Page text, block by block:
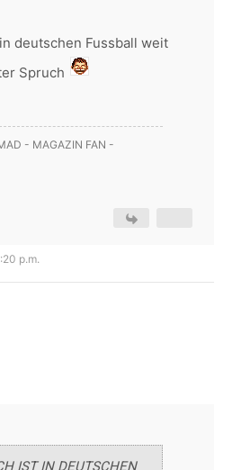
deutschen Fussball weit
Spruch
- MAGAZIN FAN -
p.m.
IST IN DEUTSCHEN